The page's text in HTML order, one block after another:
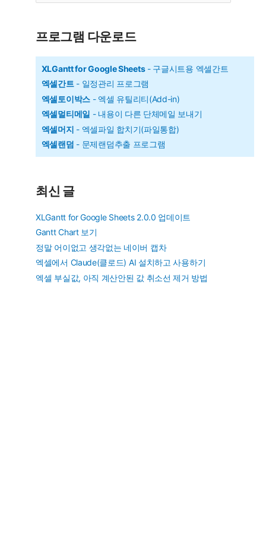
테
리
프로그램 다운로드
XLGantt for Google Sheets- 구글시트용 엑셀간트
엑셀간트- 일정관리 프로그램
엑셀토이박스 - 엑셀 유틸리티(Add-in)
엑셀멀티메일 - 내용이 다른 단체메일 보내기
엑셀머지 - 엑셀파일 합치기(파일통합)
엑셀랜덤 - 문제랜덤추출 프로그램
최신 글
XLGantt for Google Sheets 2.0.0 업데이트
Gantt Chart 보기
정말 어이없고 생각없는 네이버 캡차
엑셀에서 Claude(클로드) AI 설치하고 사용하기
엑셀 부실값, 아직 계산안된 값 취소선 제거 방법